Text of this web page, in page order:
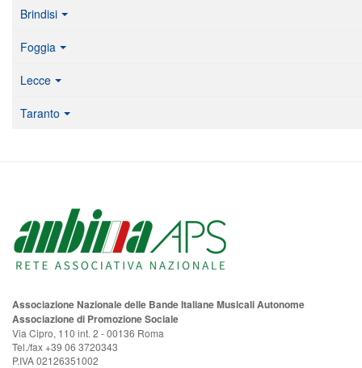
Brindisi
Foggia
Lecce
Taranto
Associazione Nazionale delle Bande Italiane Musicali Autonome
Associazione di Promozione Sociale
Via Cipro, 110 int. 2 - 00136 Roma
Tel./fax +39 06 3720343
P.IVA 02126351002